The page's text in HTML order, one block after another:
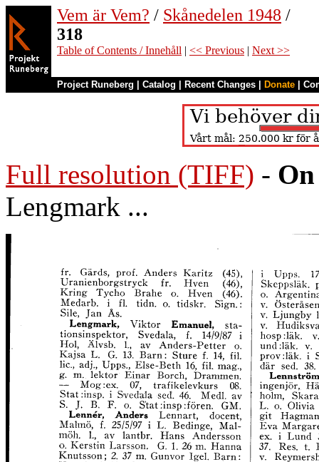
Vem är Vem? / Skånedelen 1948 /
318
Table of Contents / Innehåll | << Previous | Next >>
Project Runeberg Catalog Recent Changes Donate
Full resolution (TIFF) -
Lengmark ...